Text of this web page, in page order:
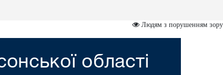
Людям з порушенням зору
області